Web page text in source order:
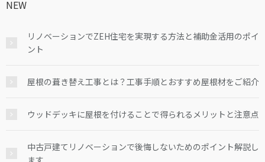
NEW
リノベーションでZEH住宅を実現する方法と補助金活用のポイ
ント
屋根の葺き替え工事とは？工事手順とおすすめ屋根材をご紹介
ウッドデッキに屋根を付けることで得られるメリットと注意点
中古戸建てリノベーションで後悔しないためのポイント解説し
ます